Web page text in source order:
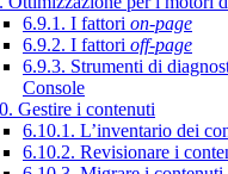
6.9.1. I fattori on-page
6.9.2. I fattori off-page
6.9.3. Strumenti di
Console
Gestire i contenuti
6.10.1. L’inventario dei
6.10.2. Revisionare i